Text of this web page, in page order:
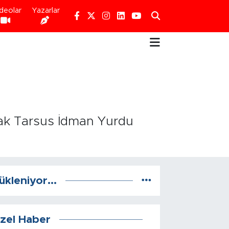
Yazarlar
Tarsus İdman Yurdu
Haber